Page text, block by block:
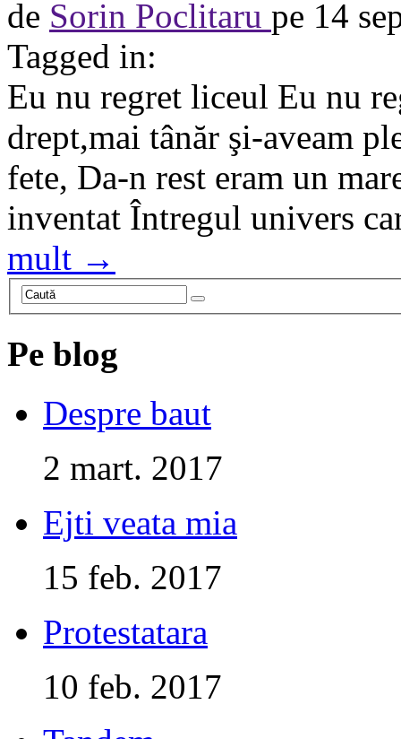
de Sorin Poclitaru pe 14
Tagged in:
Eu nu regret liceul Eu nu
drept,mai tânăr şi-aveam
fete, Da-n rest eram un
inventat Întregul univers
mult →
Pe blog
Despre baut
2 mart. 2017
Ejti veata mia
15 feb. 2017
Protestatara
10 feb. 2017